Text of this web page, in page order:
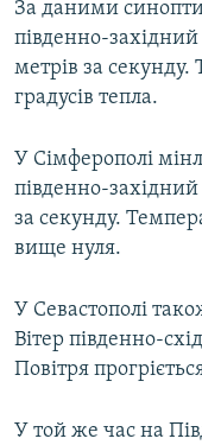
За даними
південно-
метрів за секунду.
градусів тепла.
У Сімферополі
південно-
за секунду.
вище нуля.
У Севастополі
Вітер південно-
Повітря
У той же час на